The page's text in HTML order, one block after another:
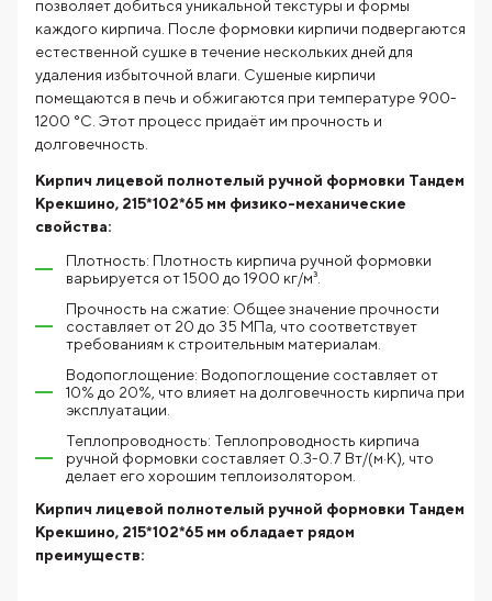
позволяет добиться уникальной текстуры и формы
каждого кирпича. После формовки кирпичи подвергаются
естественной сушке в течение нескольких дней для
удаления избыточной влаги. Сушеные кирпичи
помещаются в печь и обжигаются при температуре 900-
1200 °C. Этот процесс придаёт им прочность и
долговечность.
Кирпич лицевой полнотелый ручной формовки Тандем
Крекшино, 215*102*65 мм физико-механические
свойства:
Плотность: Плотность кирпича ручной формовки
варьируется от 1500 до 1900 кг/м³.
Прочность на сжатие: Общее значение прочности
составляет от 20 до 35 МПа, что соответствует
требованиям к строительным материалам.
Водопоглощение: Водопоглощение составляет от
10% до 20%, что влияет на долговечность кирпича при
эксплуатации.
Теплопроводность: Теплопроводность кирпича
ручной формовки составляет 0.3-0.7 Вт/(м·К), что
делает его хорошим теплоизолятором.
Кирпич лицевой полнотелый ручной формовки Тандем
Крекшино, 215*102*65 мм обладает рядом
преимуществ: